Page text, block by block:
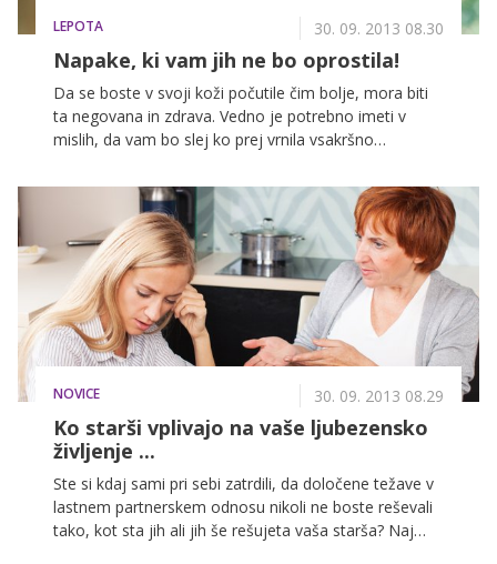
LEPOTA 30. 09. 2013 08.30
Napake, ki vam jih ne bo oprostila!
Da se boste v svoji koži počutile čim bolje, mora biti
ta negovana in zdrava. Vedno je potrebno imeti v
mislih, da vam bo slej ko prej vrnila vsakršno
boste povzročili. Prav zaradi tega si vzemite dovolj
časa za vsakodnevno nego in nikar ne uporabljajte
starih ličil.
NOVICE 30. 09. 2013 08.29
Ko starši vplivajo na vaše ljubezensko
življenje ...
Ste si kdaj sami pri sebi zatrdili, da določene težave v
lastnem partnerskem odnosu nikoli ne boste reševali
tako, kot sta jih ali jih še rešujeta vaša starša? Naj